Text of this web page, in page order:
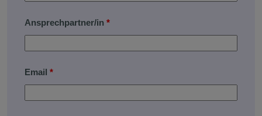
Ansprechpartner/in *
Email *